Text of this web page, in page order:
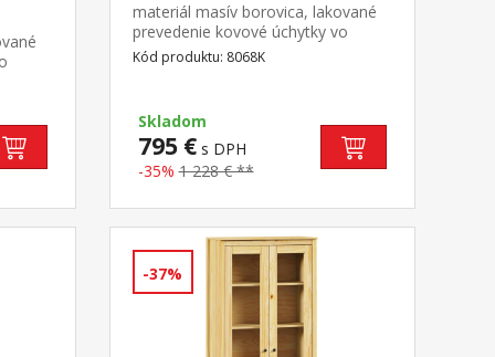
materiál masív borovica, lakované
prevedenie kovové úchytky vo
farebnom prevedení černená
mosadz priestor delený na
tyč a polica na klobúky v pravej
polovici 3 police v spodnej časti 2
zásuvky s kovovými
pojazdmi odporúčaný nadstavec
Kód produktu: 8068K
Skladom
795 €s DPH
-35% 1 228 € **
-37%